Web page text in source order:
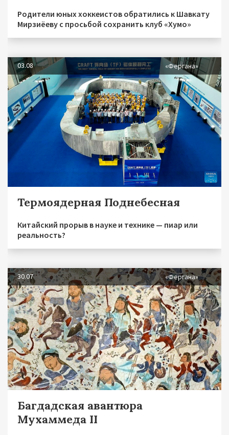
Родители юных хоккеистов обратились к Шавкату
Мирзиёеву с просьбой сохранить клуб «Хумо»
03.08 «Фергана»
Термоядерная Поднебесная
Китайский прорыв в науке и технике — пиар или
реальность?
30.07 «Фергана»
Багдадская авантюра
Мухаммеда II